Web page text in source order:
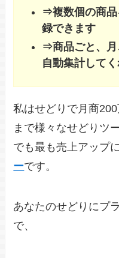
⇒複数個の商品
録できます
⇒商品ごと、月
自動集計して
私はせどりで月商
まで様々なせどりツ
でも最も売上アップ
ーです。
あなたのせどりにプ
で、